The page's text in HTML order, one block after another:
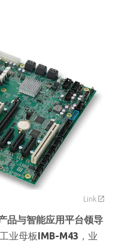
Link
品与智能应用平台领导
业母板 IMB-M43 ，业